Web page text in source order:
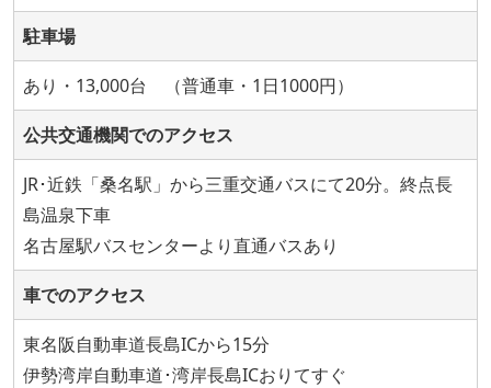
駐車場
あり・13,000台 （普通車・1日1000円）
公共交通機関でのアクセス
JR･近鉄「桑名駅」から三重交通バスにて20分。終点長
島温泉下車
名古屋駅バスセンターより直通バスあり
車でのアクセス
東名阪自動車道長島ICから15分
伊勢湾岸自動車道･湾岸長島ICおりてすぐ